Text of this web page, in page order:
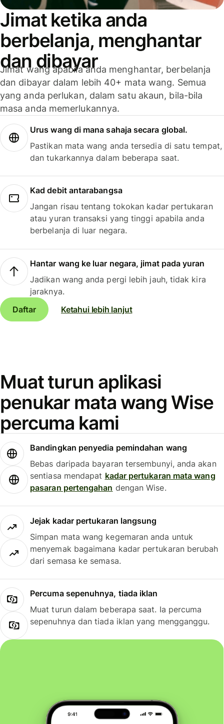
Jimat ketika anda
berbelanja, menghantar
dan dibayar
Jimat wang apabila anda menghantar, berbelanja
dan dibayar dalam lebih 40+ mata wang. Semua
yang anda perlukan, dalam satu akaun, bila-bila
masa anda memerlukannya.
Urus wang di mana sahaja secara global.
Pastikan mata wang anda tersedia di satu tempat,
dan tukarkannya dalam beberapa saat.
Kad debit antarabangsa
Jangan risau tentang tokokan kadar pertukaran
atau yuran transaksi yang tinggi apabila anda
berbelanja di luar negara.
Hantar wang ke luar negara, jimat pada yuran
Jadikan wang anda pergi lebih jauh, tidak kira
jaraknya.
Daftar
Ketahui lebih lanjut
Muat turun aplikasi
penukar mata wang Wise
percuma kami
Bandingkan penyedia pemindahan wang
Bebas daripada bayaran tersembunyi, anda akan
sentiasa mendapat kadar pertukaran mata wang
pasaran pertengahan dengan Wise.
Jejak kadar pertukaran langsung
Simpan mata wang kegemaran anda untuk
menyemak bagaimana kadar pertukaran berubah
dari semasa ke semasa.
Percuma sepenuhnya, tiada iklan
Muat turun dalam beberapa saat. Ia percuma
sepenuhnya dan tiada iklan yang mengganggu.